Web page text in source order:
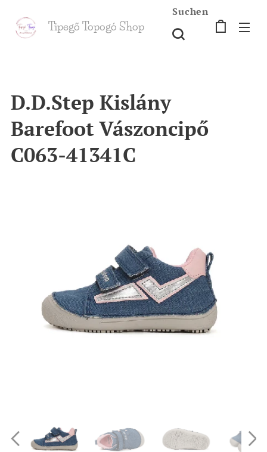
Tipegő Topogó Shop
Suchen
D.D.Step Kislány
Barefoot Vászoncipő
C063-41341C